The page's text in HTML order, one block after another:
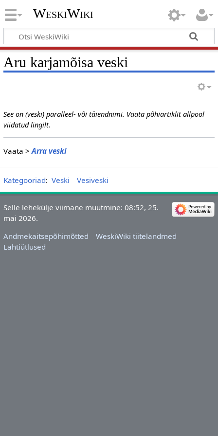
WeskiWiki
Aru karjamõisa veski
See on (veski) paralleel- või täiendnimi. Vaata põhiartiklit allpool
viidatud lingilt.
Vaata >Arra veski
Kategooriad: Veski Vesiveski
Selle lehekülje viimane muutmine: 08:52, 25.
mai 2026.
Andmekaitsepõhimõtted
WeskiWiki tiitelandmed
Lahtiütlused